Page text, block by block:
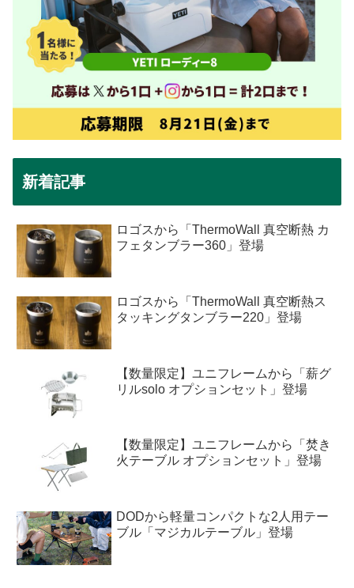
新着記事
ロゴスから「ThermoWall 真空断熱 カ
フェタンブラー360」登場
ロゴスから「ThermoWall 真空断熱ス
タッキングタンブラー220」登場
【数量限定】ユニフレームから「薪グ
リルsolo オプションセット」登場
【数量限定】ユニフレームから「焚き
火テーブル オプションセット」登場
DODから軽量コンパクトな2人用テー
ブル「マジカルテーブル」登場